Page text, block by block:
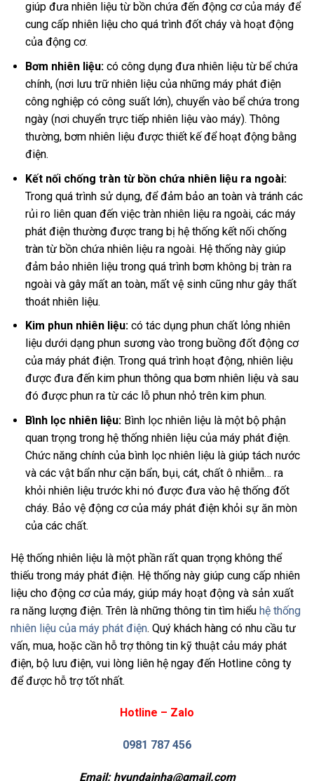
giúp đưa nhiên liệu từ bồn chứa đến động cơ của máy để
cung cấp nhiên liệu cho quá trình đốt cháy và hoạt động
của động cơ.
Bơm nhiên liệu: có công dụng đưa nhiên liệu từ bể chứa
chính, (nơi lưu trữ nhiên liệu của những máy phát điện
công nghiệp có công suất lớn), chuyển vào bể chứa trong
ngày (nơi chuyển trực tiếp nhiên liệu vào máy). Thông
thường, bơm nhiên liệu được thiết kế để hoạt động bằng
điện.
Kết nối chống tràn từ bồn chứa nhiên liệu ra ngoài:
Trong quá trình sử dụng, để đảm bảo an toàn và tránh các
rủi ro liên quan đến việc tràn nhiên liệu ra ngoài, các máy
phát điện thường được trang bị hệ thống kết nối chống
tràn từ bồn chứa nhiên liệu ra ngoài. Hệ thống này giúp
đảm bảo nhiên liệu trong quá trình bơm không bị tràn ra
ngoài và gây mất an toàn, mất vệ sinh cũng như gây thất
thoát nhiên liệu.
Kim phun nhiên liệu: có tác dụng phun chất lỏng nhiên
liệu dưới dạng phun sương vào trong buồng đốt động cơ
của máy phát điện. Trong quá trình hoạt động, nhiên liệu
được đưa đến kim phun thông qua bơm nhiên liệu và sau
đó được phun ra từ các lỗ phun nhỏ trên kim phun.
Bình lọc nhiên liệu: Bình lọc nhiên liệu là một bộ phận
quan trọng trong hệ thống nhiên liệu của máy phát điện.
Chức năng chính của bình lọc nhiên liệu là giúp tách nước
và các vật bẩn như cặn bẩn, bụi, cát, chất ô nhiễm… ra
khỏi nhiên liệu trước khi nó được đưa vào hệ thống đốt
cháy. Bảo vệ động cơ của máy phát điện khỏi sự ăn mòn
của các chất.
Hệ thống nhiên liệu là một phần rất quan trọng không thể
thiếu trong máy phát điện. Hệ thống này giúp cung cấp nhiên
liệu cho động cơ của máy, giúp máy hoạt động và sản xuất
ra năng lượng điện. Trên là những thông tin tìm hiểu hệ thống
nhiên liệu của máy phát điện. Quý khách hàng có nhu cầu tư
vấn, mua, hoặc cần hỗ trợ thông tin kỹ thuật cảu máy phát
điện, bộ lưu điện, vui lòng liên hệ ngay đến Hotline công ty
để được hỗ trợ tốt nhất.
Hotline – Zalo
0981 787 456
Email: hyundainha@gmail.com